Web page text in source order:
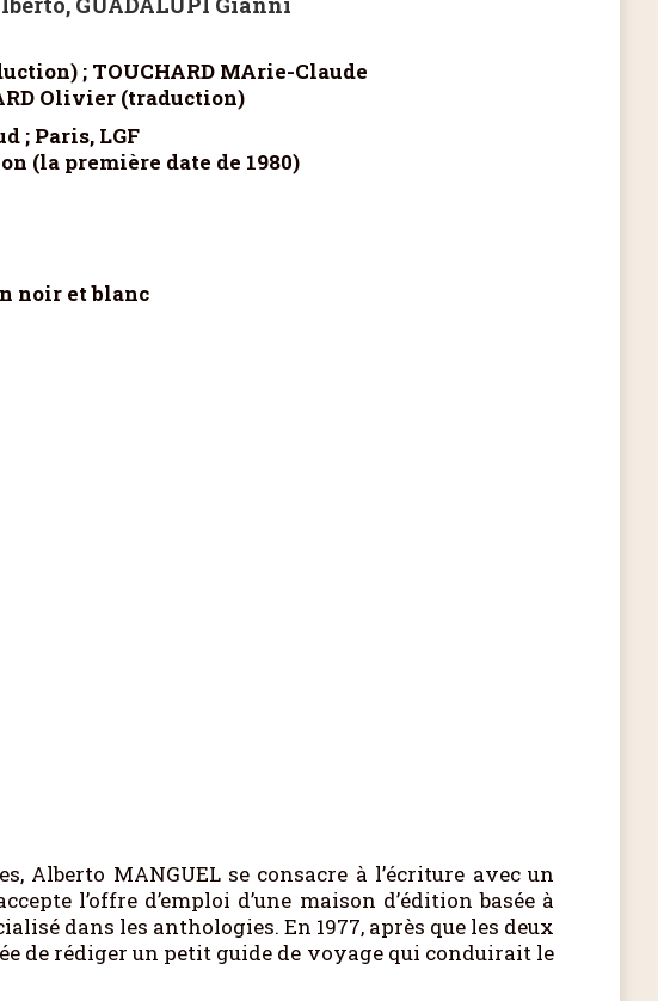
; TOUCHARD MArie-Claude
Olivier (traduction)
; Paris, LGF
(la première date de 1980)
noir et blanc
Alberto MANGUEL se consacre à l’écriture avec un
l’offre d’emploi d’une maison d’édition basée à
dans les anthologies. En 1977, après que les deux
de rédiger un petit guide de voyage qui conduirait le